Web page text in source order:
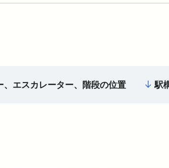
、エスカレーター、階段の位置 駅